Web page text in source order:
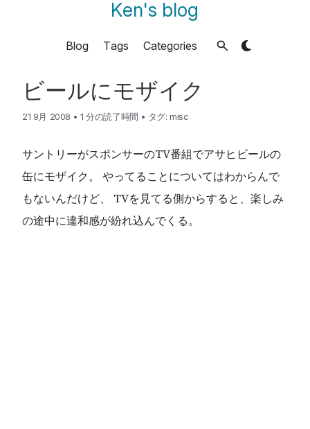
Ken's blog
Blog Tags Categories
ビールにモザイク
21 9月 2008 • 1 分の読了時間 • タグ:misc
サントリーがスポンサーのTV番組でアサヒビールの
缶にモザイク。 やってることについてはわからんで
もないんだけど、 TVを見てる側からすると、楽しみ
の途中に違和感が紛れ込んでくる。